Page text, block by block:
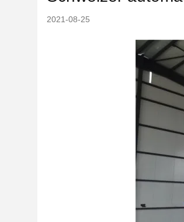
2021-08-25